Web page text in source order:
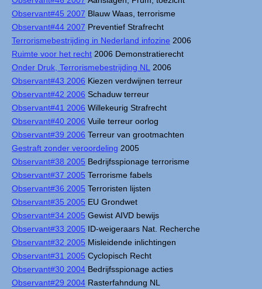
Observant#45 2007 Blauw Waas, terrorisme
Observant#44 2007 Preventief Strafrecht
Terrorismebestrijding in Nederland infozine 2006
Ruimte voor het recht 2006 Demonstratierecht
Onder Druk, Terrorismebestrijding NL
2006
Observant#43 2006 Kiezen verdwijnen terreur
Observant#42 2006 Schaduw terreur
Observant#41 2006 Willekeurig Strafrecht
Observant#40 2006 Vuile terreur oorlog
Observant#39 2006 Terreur van grootmachten
Gestraft zonder veroordeling 2005
Observant#38 2005 Bedrijfsspionage terrorisme
Observant#37 2005 Terrorisme fabels
Observant#36 2005 Terroristen lijsten
Observant#35 2005 EU Grondwet
Observant#34 2005 Gewist AIVD bewijs
Observant#33 2005 ID-weigeraars Nat. Recherche
Observant#32 2005 Misleidende inlichtingen
Observant#31 2005 Cyclopisch Recht
Observant#30 2004 Bedrijfsspionage acties
Observant#29 2004 Rasterfahndung NL